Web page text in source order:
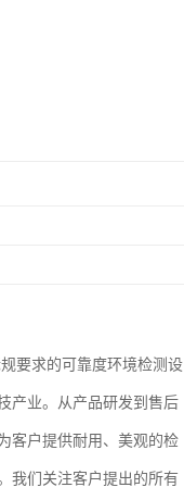
要求的可靠度环境检测设
产业。从产品研发到售后
客户提供耐用、美观的检
我们关注客户提出的所有